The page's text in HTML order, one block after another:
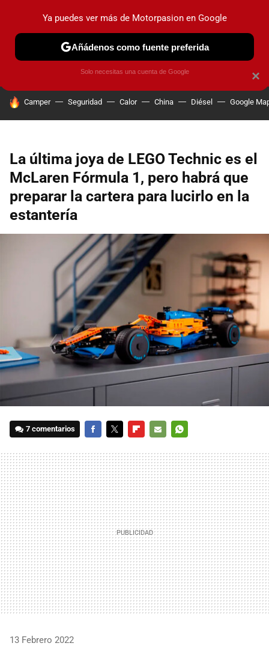
PRUEBAS COCHES ELÉCTRICOS OBSERVATORIO
HOY SE HABLA DE
Camper Seguridad Calor China Diésel Google
La última joya de LEGO Technic es el
McLaren Fórmula 1, pero habrá que
preparar la cartera para lucirlo en la
estantería
7 comentarios
MAIL
13 Febrero 2022
×
Ya puedes ver más de Motorpasion en Google
Añádenos como fuente preferida
Solo necesitas una cuenta de Google